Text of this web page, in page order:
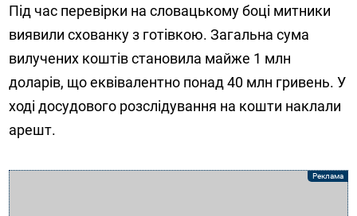
Під час перевірки на словацькому боці митники
виявили схованку з готівкою. Загальна сума
вилучених коштів становила майже 1 млн
доларів, що еквівалентно понад 40 млн гривень. У
ході досудового розслідування на кошти наклали
арешт.